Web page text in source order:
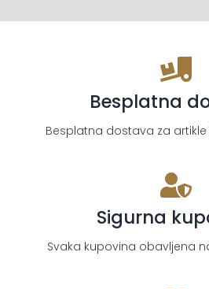
Besplatna
Besplatna dostava za
Sigurna
Svaka kupovina obavljena